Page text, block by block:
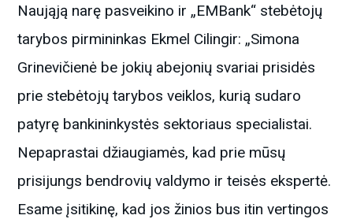
Naująją narę pasveikino ir „EMBank“ stebėtojų
tarybos pirmininkas Ekmel Cilingir: „Simona
Grinevičienė be jokių abejonių svariai prisidės
prie stebėtojų tarybos veiklos, kurią sudaro
patyrę bankininkystės sektoriaus specialistai.
Nepaprastai džiaugiamės, kad prie mūsų
prisijungs bendrovių valdymo ir teisės ekspertė.
Esame įsitikinę, kad jos žinios bus itin vertingos